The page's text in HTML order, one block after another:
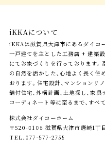
iKKAについて
iKKAは滋賀県大津市にあるダイコ
一戸建てを主とした工務店 + 建築
にてお家づくりを行っております。
の自然を活かした、心地よく長く住
おります。住宅設計、マンションリ
舗付住宅、外構計画、土地探し、家具
コーディネート等に至るまで、すべ
株式会社ダイコーホーム
〒520-0106 滋賀県大津市唐崎1丁
TEL.077-577-2755